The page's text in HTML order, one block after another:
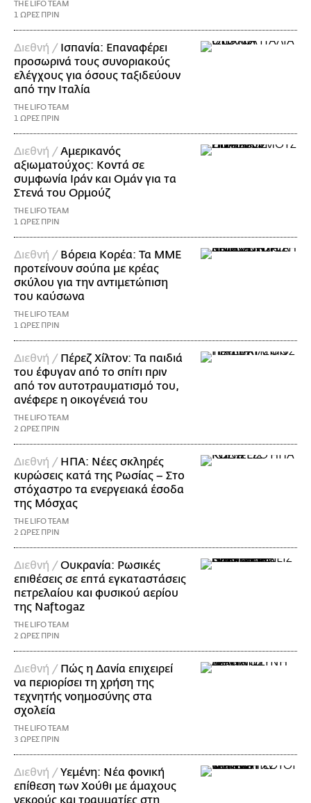
THE LIFO TEAM
1 ΩΡΕΣ ΠΡΙΝ
Διεθνή / Ισπανία: Επαναφέρει
προσωρινά τους συνοριακούς
ελέγχους για όσους ταξιδεύουν
από την Ιταλία
THE LIFO TEAM
1 ΩΡΕΣ ΠΡΙΝ
Διεθνή /Αμερικανός
αξιωματούχος: Κοντά σε
συμφωνία Ιράν και Ομάν για τα
Στενά του Ορμούζ
THE LIFO TEAM
1 ΩΡΕΣ ΠΡΙΝ
Διεθνή / Βόρεια Κορέα: Τα ΜΜΕ
προτείνουν σούπα με κρέας
σκύλου για την αντιμετώπιση
του καύσωνα
THE LIFO TEAM
1 ΩΡΕΣ ΠΡΙΝ
Διεθνή / Πέρεζ Χίλτον: Τα παιδιά
του έφυγαν από το σπίτι πριν
από τον αυτοτραυματισμό του,
ανέφερε η οικογένειά του
THE LIFO TEAM
2 ΩΡΕΣ ΠΡΙΝ
Διεθνή / ΗΠΑ: Nέες σκληρές
κυρώσεις κατά της Ρωσίας – Στο
στόχαστρο τα ενεργειακά έσοδα
της Μόσχας
THE LIFO TEAM
2 ΩΡΕΣ ΠΡΙΝ
Διεθνή /Ουκρανία: Ρωσικές
επιθέσεις σε επτά εγκαταστάσεις
πετρελαίου και φυσικού αερίου
της Naftogaz
THE LIFO TEAM
2 ΩΡΕΣ ΠΡΙΝ
Διεθνή / Πώς η Δανία επιχειρεί
να περιορίσει τη χρήση της
τεχνητής νοημοσύνης στα
σχολεία
THE LIFO TEAM
3 ΩΡΕΣ ΠΡΙΝ
Διεθνή /Υεμένη: Νέα φονική
επίθεση των Χούθι με άμαχους
νεκρούς και τραυματίες στη